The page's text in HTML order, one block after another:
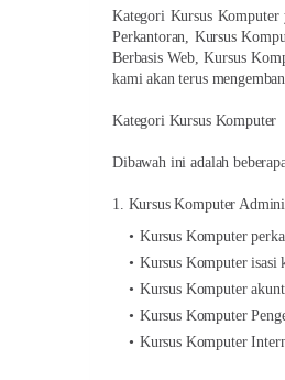
Kategori Kursus Komputer
Perkantoran, Kursus
Berbasis Web, Kursus
kami akan terus
Kategori Kursus Komputer
Dibawah ini adalah
1. Kursus Komputer
Kursus Komputer
Kursus Komputer isasi
Kursus Komputer
Kursus Komputer
Kursus Komputer